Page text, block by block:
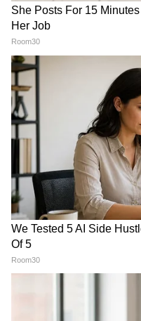
जिन बेटियों के लिए जिंदगी खपा
आखिरी वक्त में वे भी नहीं
पहुंचीं...वीडियो कॉल पर अंतिम
संस्कार
LATEST VIDEOS
Bombay High Court
Gadkari को बॉम्बे
Meta, Google को